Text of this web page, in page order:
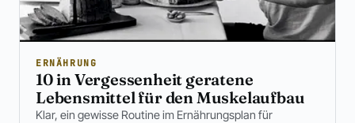
ERNÄHRUNG
10 in Vergessenheit geratene
Lebensmittel für den Muskelaufbau
Klar, ein gewisse Routine im Ernährungsplan für